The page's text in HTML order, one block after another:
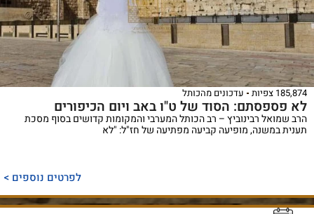
185,874 צפיות עדכונים מהכותל
לא פספסתם: הסוד של ט"ו באב ויום הכיפורים
הרב שמואל רבינוביץ – רב הכותל המערבי והמקומות קדושים בסוף מסכת
תענית במשנה, מופיעה קביעה מפתיעה של חז"ל: "לא
לפרטים נוספים >